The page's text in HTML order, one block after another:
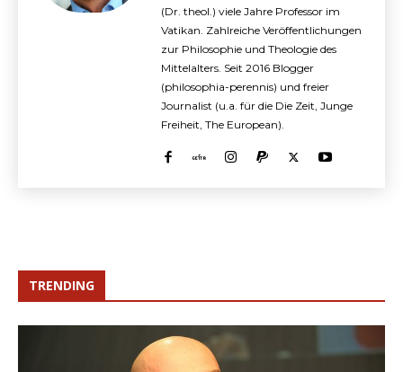
(Dr. theol.) viele Jahre Professor im
Vatikan. Zahlreiche Veröffentlichungen
zur Philosophie und Theologie des
Mittelalters. Seit 2016 Blogger
(philosophia-perennis) und freier
Journalist (u.a. für die Die Zeit, Junge
Freiheit, The European).
TRENDING